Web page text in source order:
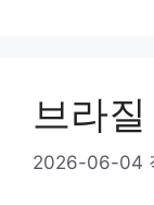
브라
2026-06-04